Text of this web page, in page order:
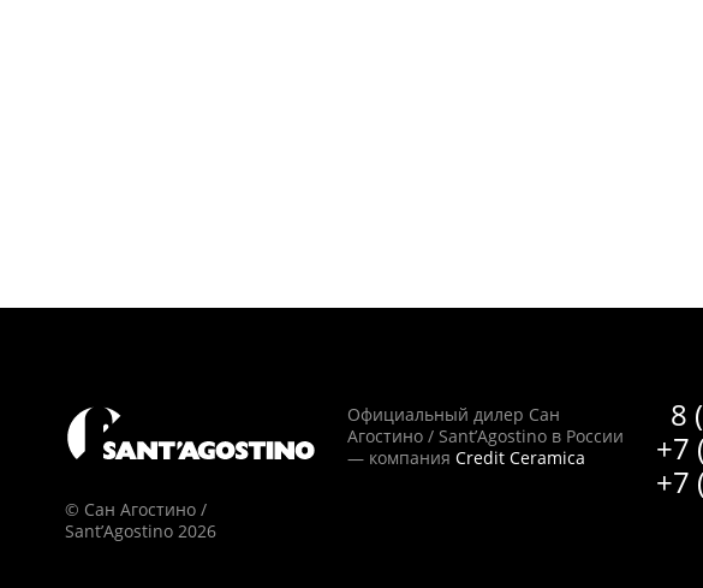
© Сан Агостино /
Sant’Agostino 2026
8
+7
+7
Официальный дилер Сан
Агостино / Sant’Agostino в России
— компания Credit Ceramica